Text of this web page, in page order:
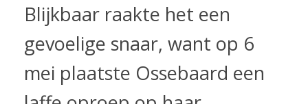
Blijkbaar raakte het een
gevoelige snaar, want op 6
mei plaatste Ossebaard een